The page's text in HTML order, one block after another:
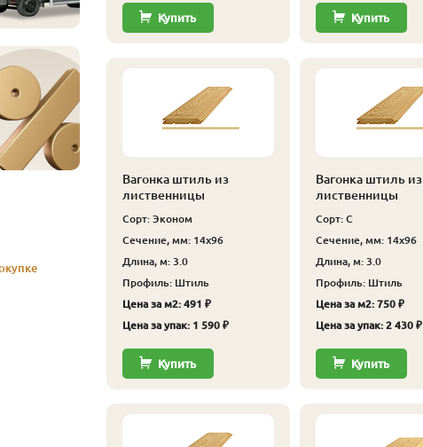
Купить Купить
Вагонка штиль из
лиственницы
Сорт: Эконом
Сечение, мм: 14x96
Длина, м: 3.0
Профиль: Штиль
Цена за м2: 491 ₽
Цена за упак: 1 590 ₽
Купить
Вагонка штиль из
лиственницы
Сорт: С
Сечение, мм: 14x96
Длина, м: 3.0
Профиль: Штиль
Цена за м2: 750 ₽
Цена за упак: 2 430 ₽
Купить